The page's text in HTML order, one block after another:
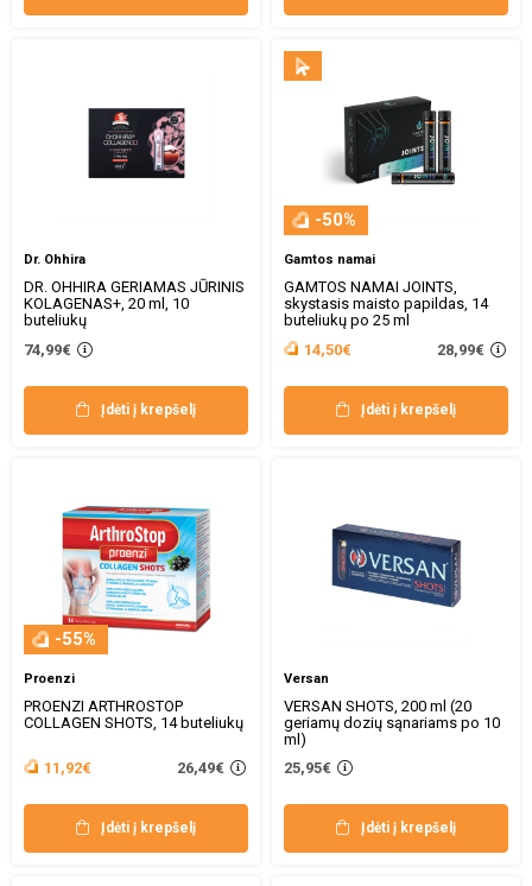
Dr. Ohhira
DR. OHHIRA GERIAMAS JŪRINIS
KOLAGENAS+, 20 ml, 10
buteliukų
74,99€
Įdėti į krepšelį
-50%
Gamtos namai
GAMTOS NAMAI JOINTS,
skystasis maisto papildas, 14
buteliukų po 25 ml
14,50€
28,99€
Įdėti į krepšelį
-55%
Proenzi
PROENZI ARTHROSTOP
COLLAGEN SHOTS, 14 buteliukų
11,92€ 26,49€
Įdėti į krepšelį
Versan
VERSAN SHOTS, 200 ml (20
geriamų dozių sąnariams po 10
ml)
25,95€
Įdėti į krepšelį